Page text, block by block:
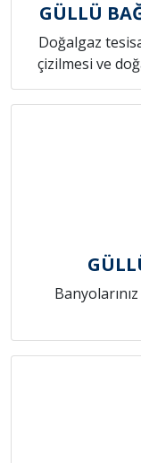
GÜLLÜ
Doğalgaz
çizilmesi ve